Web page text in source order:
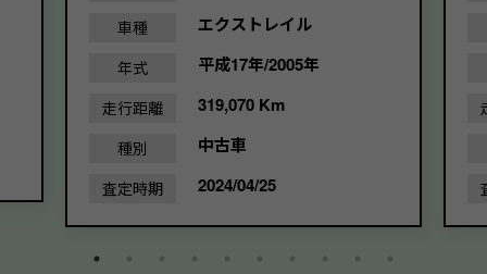
車種 エクストレイル
年式 平成17年/2005年
走行距離 319,070 Km
種別 中古車
査定時期 2024/04/25